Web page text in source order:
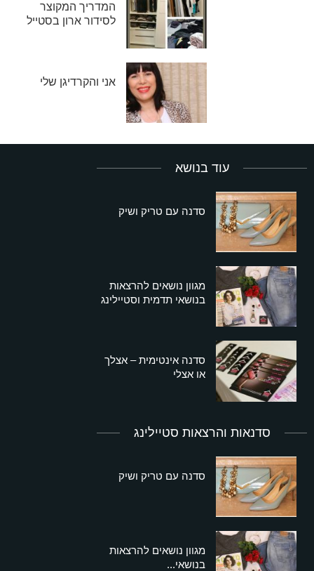
המדריך המקוצר
לסידור ארון בסטייל
אני והקרדיגן שלי
עוד בנושא
סדנה עם טריק ושיק
מגוון נושאים להרצאות
בנושאי תדמית וסטיילינג
סדנה אינטימית – אצלך
או אצלי
סדנאות והרצאות סטיילינג
סדנה עם טריק ושיק
מגוון נושאים להרצאות
בנושאי...